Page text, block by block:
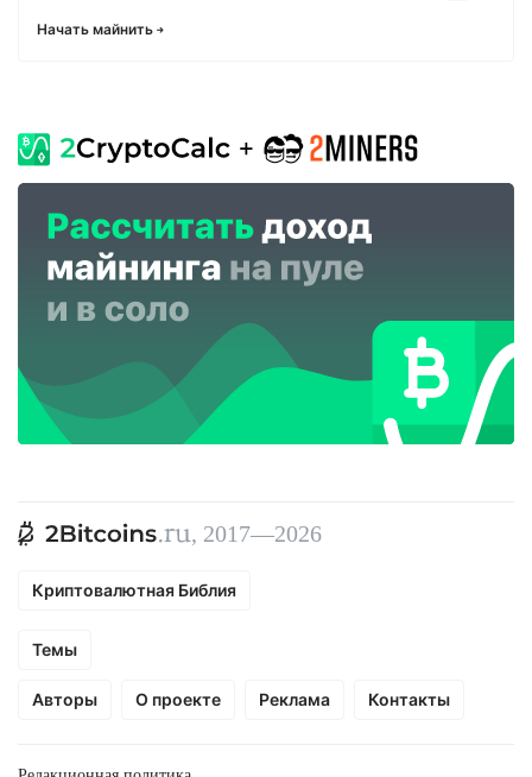
Начать майнить
, 2017—2026
Криптовалютная Библия
Темы
Авторы О проекте Реклама Контакты